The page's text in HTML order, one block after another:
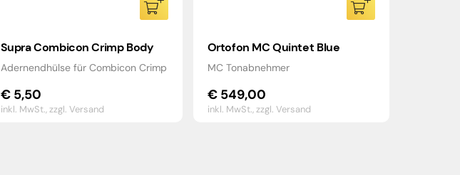
Supra Combicon Crimp Body
Adernendhülse für Combicon Crimp
€5,50
inkl. MwSt.,zzgl. Versand
Ortofon MC Quintet Blue
MC Tonabnehmer
€549,00
inkl. MwSt.,zzgl. Versand